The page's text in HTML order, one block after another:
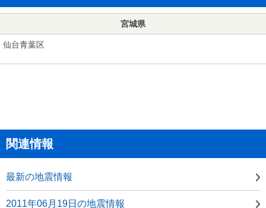
宮城県
仙台青葉区
関連情報
最新の地震情報
2011年06月19日の地震情報